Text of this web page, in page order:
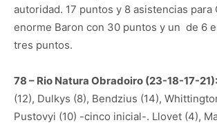
autoridad. 17 puntos y 8 asistencias para
enorme Baron con 30 puntos y un de 6
tres puntos.
78 – Rio Natura Obradoiro (23-18-17-21):
(12), Dulkys (8), Bendzius (14),
Pustovyi (10) -cinco inicial-. Llovet (4),